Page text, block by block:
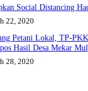
Social Distancing
22, 2020
Petani Lokal, TP-
Hasil Desa Mekar
28, 2020